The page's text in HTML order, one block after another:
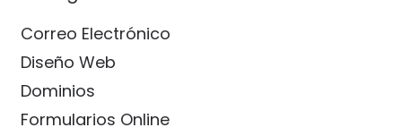
Correo Electrónico
Diseño Web
Dominios
Formularios Online